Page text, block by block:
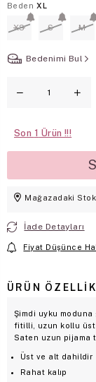
Beden XL
XS S M
Bedenimi Bul
Son 1
Mağazadaki
İade Detayları
Fiyat Düşünce
ÜRÜN
Şimdi uyku
fitilli, uzun kollu üst
Saten uzun pijama
Üst ve alt dahildir
Rahat kalıp